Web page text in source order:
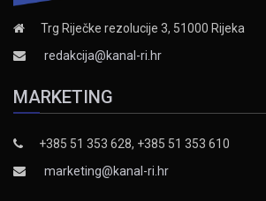
Trg Riječke rezolucije 3, 51000 Rijeka
redakcija@kanal-ri.hr
MARKETING
+385 51 353 628, +385 51 353 610
marketing@kanal-ri.hr